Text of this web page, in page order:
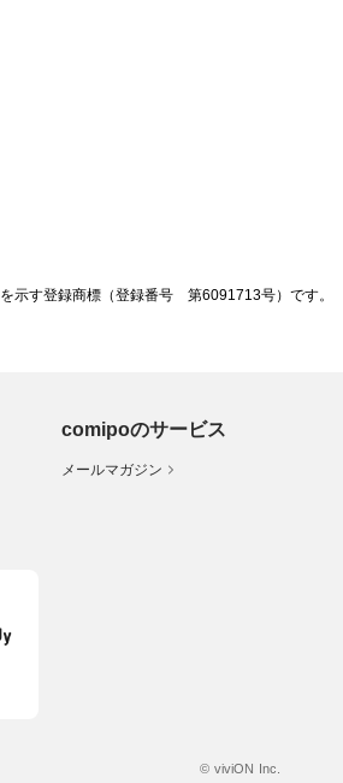
示す登録商標（登録番号 第6091713号）です。
comipoのサービス
メールマガジン
© viviON Inc.